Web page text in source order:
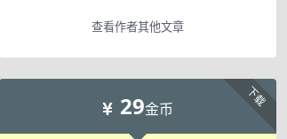
查看作者其他文章
下载
29金币